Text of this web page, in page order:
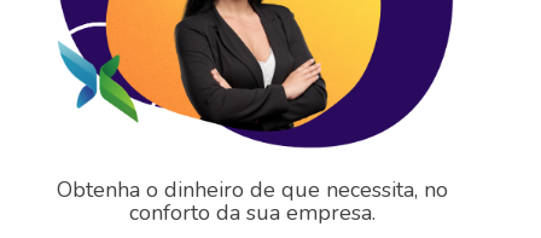
Obtenha o dinheiro de que necessita, no
conforto da sua empresa.